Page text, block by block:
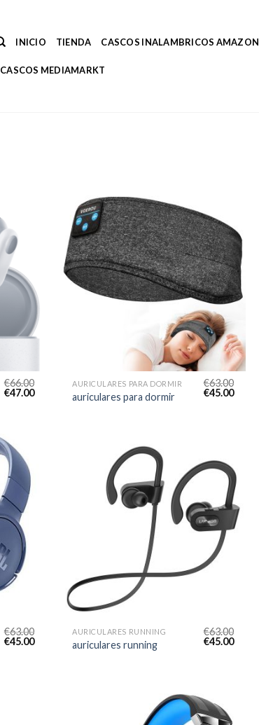
INICIO TIENDA CASCOS INALAMBRICOS AMAZON
CASCOS MEDIAMARKT
€66.00
€47.00
AURICULARES PARA DORMIR
auriculares para dormir
€63.00
€45.00
€63.00
€45.00
AURICULARES RUNNING
auriculares running
€63.00
€45.00